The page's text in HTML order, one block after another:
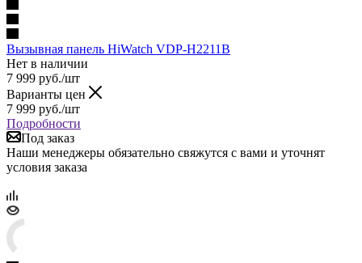
Вызывная панель HiWatch VDP-H2211B
Нет в наличии
7 999 руб./шт
Варианты цен
7 999 руб./шт
Подробности
Под заказ
Наши менеджеры обязательно свяжутся с вами и уточнят
условия заказа